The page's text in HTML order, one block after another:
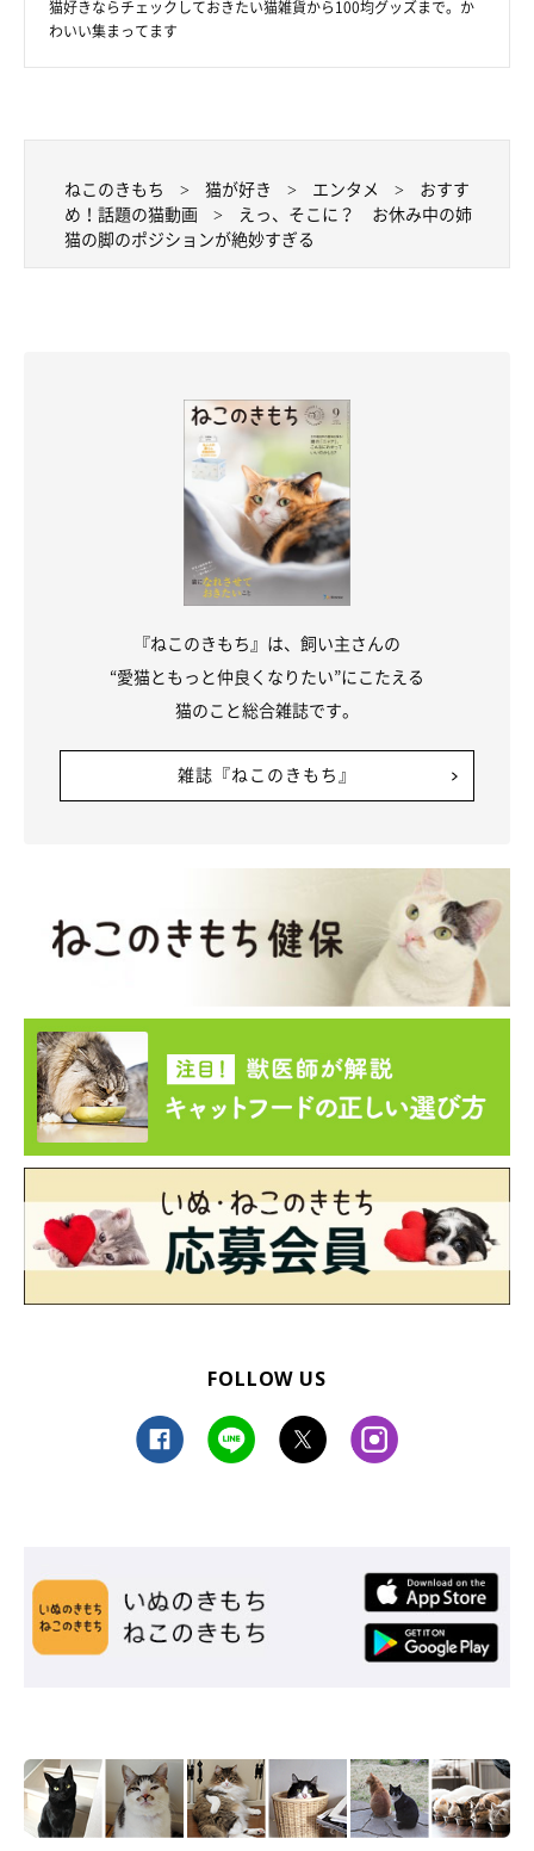
猫好きならチェックしておきたい猫雑貨から100均グッズまで。か
わいい集まってます
ねこのきもち 猫が好き エンタメ
おすす
め！話題の猫動画
えっ、そこに？ お休み中の姉
猫の脚のポジションが絶妙すぎる
『ねこのきもち』は、飼い主さんの
“愛猫ともっと仲良くなりたい”にこたえる
猫のこと総合雑誌です。
雑誌『ねこのきもち』
FOLLOW US